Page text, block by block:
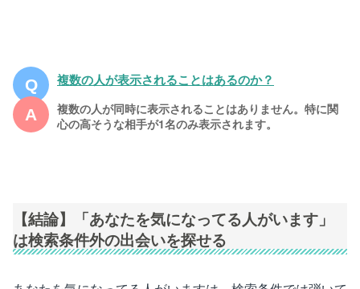
複数の人が表示されることはあるのか？
複数の人が同時に表示されることはありません。 特に関
心の高そうな相手が1名のみ表示されます。
【結論】「あなたを気になってる人がいます」
は検索条件外の出会いを探せる